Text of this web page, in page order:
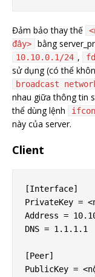
Đảm bảo thay thế
đây>
bằng
10.10.0.1/24 ,
sử dụng (có thể
broadcast
nhau giữa thông tin
thể dùng lệnh
này của server.
Client
[Interface]
PrivateKey =
Address =
DNS = 1.1.1.1
[Peer]
PublicKey =